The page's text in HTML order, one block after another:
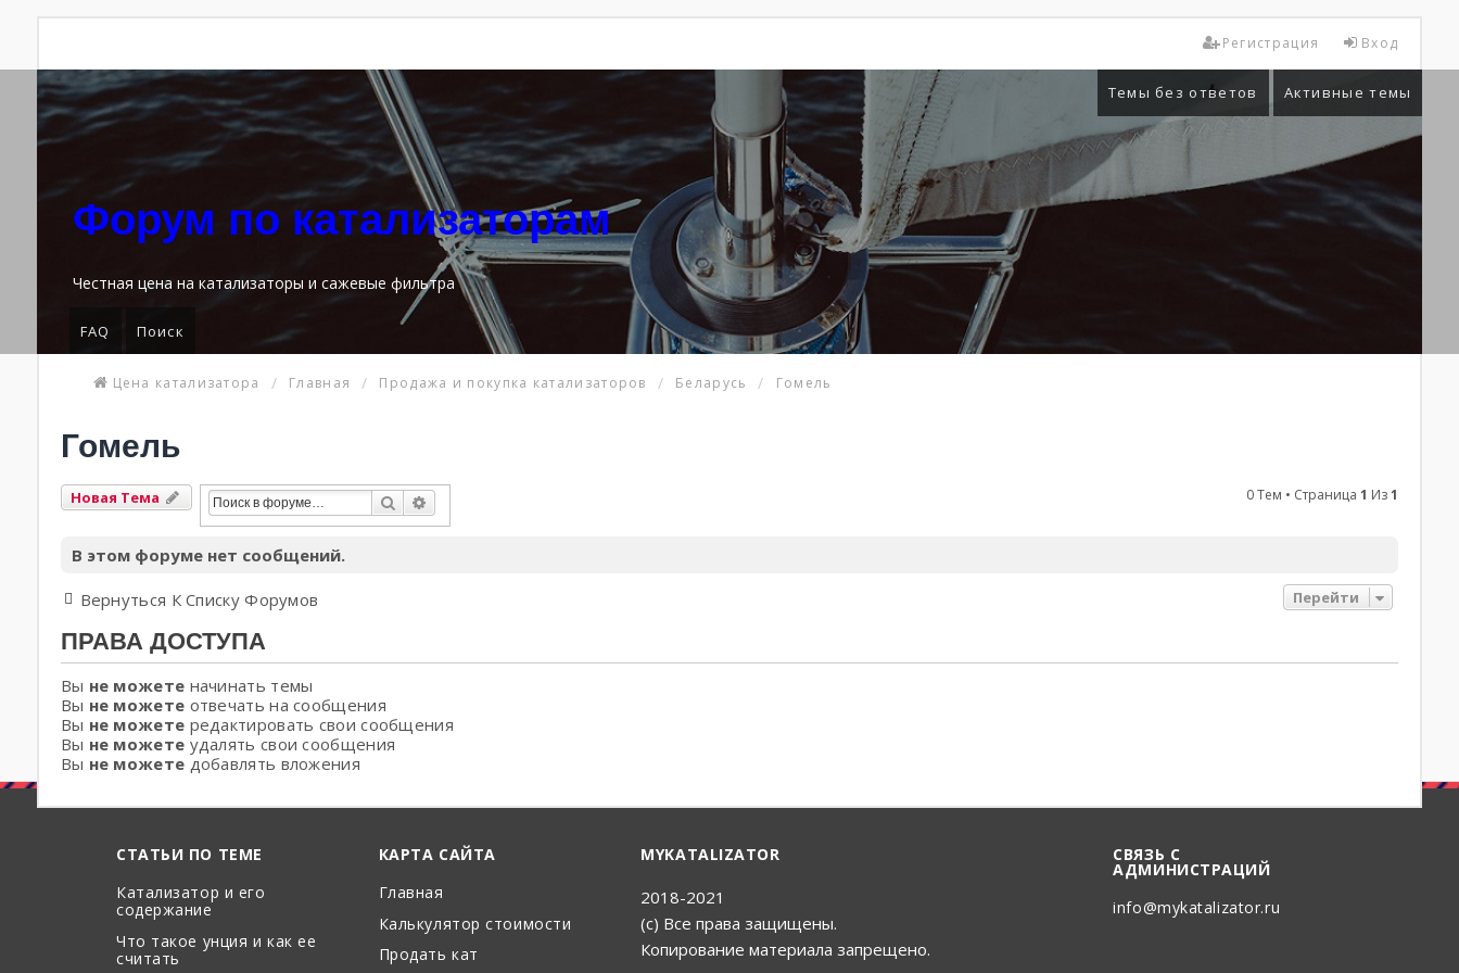
Вход
Регистрация
Темы без ответов Активные темы
Форум по катализаторам
Честная цена на катализаторы и сажевые фильтра
FAQ Поиск
Цена катализатора Главная Продажа и покупка катализаторов Беларусь Гомель
Гомель
Новая Тема Поиск 0 Тем • Страница1 Из1
В этом форуме нет сообщений.
Вернуться К Списку Форумов Перейти
ПРАВА ДОСТУПА
Вы не можете начинать темы
Вы не можете отвечать на сообщения
Вы не можете редактировать свои сообщения
Вы не можете удалять свои сообщения
Вы не можете добавлять вложения
СТАТЬИ ПО ТЕМЕ
Катализатор и его
содержание
Что такое унция и как ее
считать
КАРТА САЙТА
Главная
Калькулятор стоимости
Продать кат
MYKATALIZATOR
2018-2021
(с) Все права защищены.
Копирование материала запрещено.
СВЯЗЬ С
АДМИНИСТРАЦИЙ
info@mykatalizator.ru